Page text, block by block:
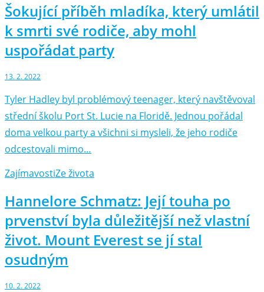
Šokující příběh mladíka, který umlátil
k smrti své rodiče, aby mohl
uspořádat party
13. 2. 2022
Tyler Hadley byl problémový teenager, který navštěvoval
střední školu Port St. Lucie na Floridě. Jednou pořádal
doma velkou party a všichni si mysleli, že jeho rodiče
odcestovali mimo…
ZajímavostiZe života
Hannelore Schmatz: Její touha po
prvenství byla důležitější než vlastní
život. Mount Everest se jí stal
osudným
10. 2. 2022